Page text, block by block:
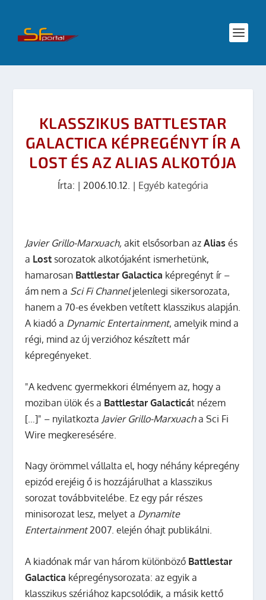
KLASSZIKUS BATTLESTAR
GALACTICA KÉPREGÉNYT ÍR A
LOST ÉS AZ ALIAS ALKOTÓJA
Írta: | 2006.10.12. | Egyéb kategória
Javier Grillo-Marxuach,akit elsősorban azAlias és
a Lostsorozatok alkotójaként ismerhetünk,
hamarosan Battlestar Galactica képregényt ír –
ám nem a Sci Fi Channeljelenlegi sikersorozata,
hanem a 70-es években vetített klasszikus alapján.
A kiadó a Dynamic Entertainment, amelyik mind a
régi, mind az új verzióhoz készített már
képregényeket.
"A kedvenc gyermekkori élményem az, hogy a
moziban ülök és a Battlestar Galacticát nézem
[…]" – nyilatkozta Javier Grillo-Marxuacha Sci Fi
Wire megkeresésére.
Nagy örömmel vállalta el, hogy néhány képregény
epizód erejéig ő is hozzájárulhat a klasszikus
sorozat továbbvitelébe. Ez egy pár részes
minisorozat lesz, melyet a Dynamite
Entertainment2007. elején óhajt publikálni.
A kiadónak már van három különböző Battlestar
Galactica képregénysorozata: az egyik a
klasszikus szériához kapcsolódik, a másik kettő